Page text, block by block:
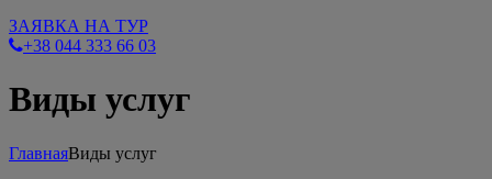
ЗАЯВКА НА ТУР
+38 044 333 66 03
Виды услуг
ГлавнаяВиды услуг